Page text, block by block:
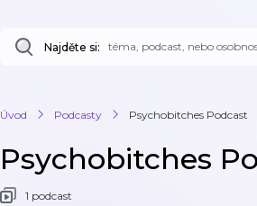
Najděte si:
Úvod Podcasty Psychobitches Podcast
Psychobitches
1 podcast